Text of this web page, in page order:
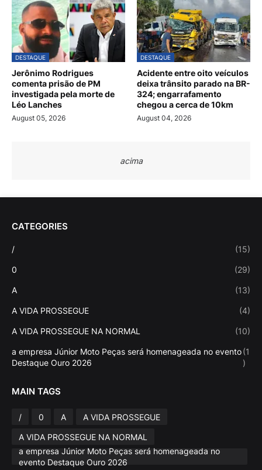
DESTAQUE
Jerônimo Rodrigues
comenta prisão de PM
investigada pela morte de
Léo Lanches
August 05, 2026
DESTAQUE
Acidente entre oito veículos
deixa trânsito parado na BR-
324; engarrafamento
chegou a cerca de 10km
August 04, 2026
acima
CATEGORIES
/ (15)
0 (29)
A (13)
A VIDA PROSSEGUE (4)
A VIDA PROSSEGUE NA NORMAL (10)
a empresa Júnior Moto Peças será homenageada no evento
Destaque Ouro 2026
(1
)
MAIN TAGS
/ 0 A
A VIDA PROSSEGUE
A VIDA PROSSEGUE NA NORMAL
a empresa Júnior Moto Peças será homenageada no
evento Destaque Ouro 2026